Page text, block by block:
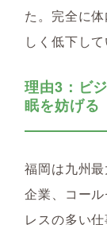
た。完全に
しく低下して
理由3：ビ
眠を妨げる
福岡は九州
企業、コー
レスの多い